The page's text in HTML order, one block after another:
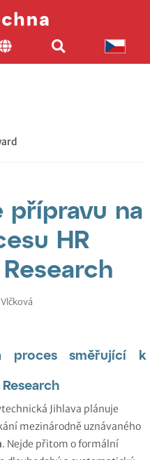
přípravu na
HR
proces směřující k
Jihlava plánuje
mezinárodně uznávaného
. Nejde přitom o formální